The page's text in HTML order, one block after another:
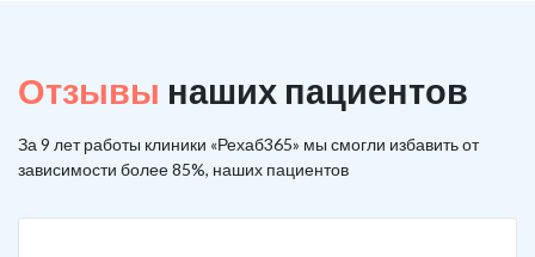
Отзывы наших пациентов
За 9 лет работы клиники «Рехаб365» мы смогли избавить от
зависимости более 85%, наших пациентов